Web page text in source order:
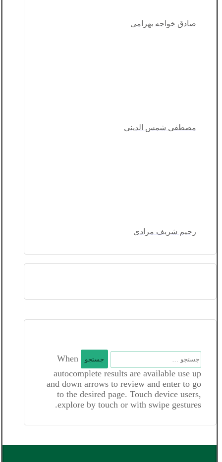
صادق خواجه بهرامی
مصطفی شمس الدینی
رحیم شریف مرادی
جستجو
برای:
When
autocomplete results are available use up
and down arrows to review and enter to go
to the desired page. Touch device users,
explore by touch or with swipe gestures.